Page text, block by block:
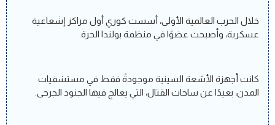
خلال الحرب العالمية الأولى، أسست كوري أول مراكز إشعاعية
عسكرية، وأصبحت عضوًا في منظمة بولندا الحرة.
كانت أجهزة الأشعة السينية موجودةً فقط في مستشفيات
المدن، بعيدًا عن ساحات القتال، التي يعالج فيها الجنود الجرحى.